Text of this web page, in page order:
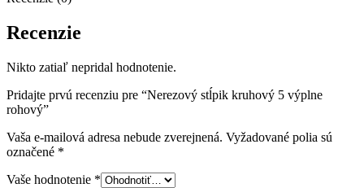
Recenzie
Nikto zatiaľ nepridal hodnotenie.
Pridajte prvú recenziu pre “Nerezový stĺpik kruhový 5 výplne
rohový”
Vaša e-mailová adresa nebude zverejnená. Vyžadované polia sú
označené *
Vaše hodnotenie *